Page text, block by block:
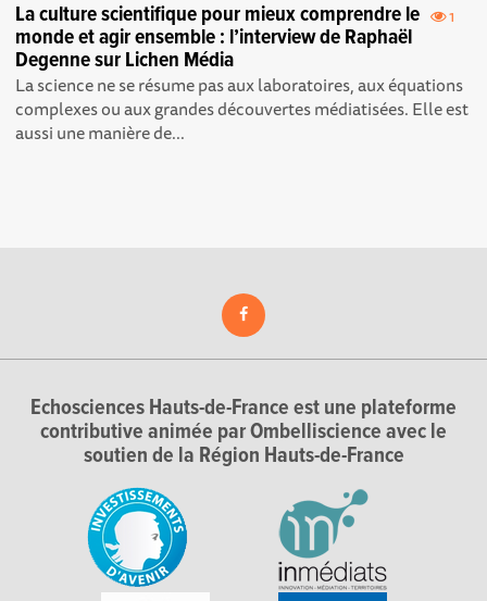
1
La culture scientifique pour mieux comprendre le
monde et agir ensemble : l’interview de Raphaël
Degenne sur Lichen Média
La science ne se résume pas aux laboratoires, aux équations
complexes ou aux grandes découvertes médiatisées. Elle est
aussi une manière de...
Echosciences Hauts-de-France est une plateforme
contributive animée par Ombelliscience avec le
soutien de la Région Hauts-de-France